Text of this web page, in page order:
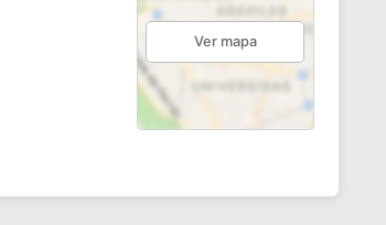
Ver mapa